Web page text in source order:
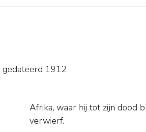
gedateerd 1912
verwierf.